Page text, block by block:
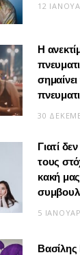
12
Η
30
Γιατί
τους
κακή
5